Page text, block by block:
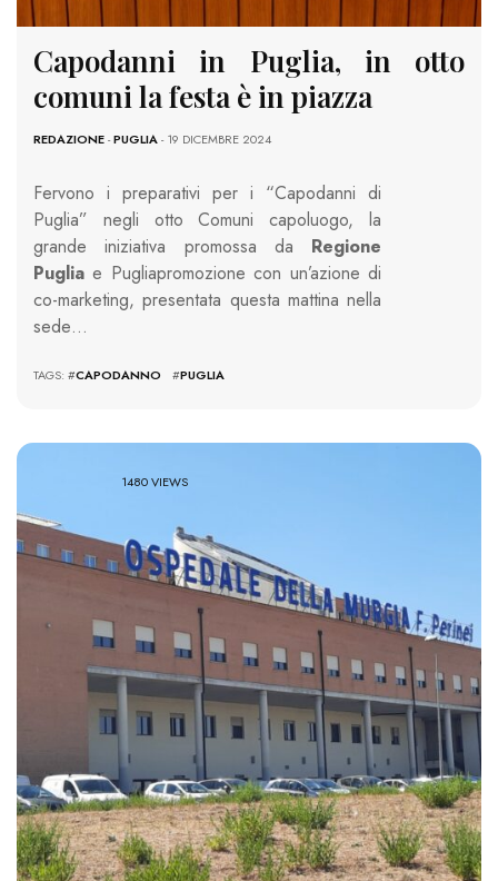
Capodanni in Puglia, in otto
comuni la festa è in piazza
REDAZIONE-PUGLIA- 19 DICEMBRE 2024
Fervono i preparativi per i “Capodanni di
Puglia” negli otto Comuni capoluogo, la
grande iniziativa promossa da Regione
Puglia e Pugliapromozione con un’azione di
co-marketing, presentata questa mattina nella
sede…
TAGS: #CAPODANNO #PUGLIA
1480 VIEWS